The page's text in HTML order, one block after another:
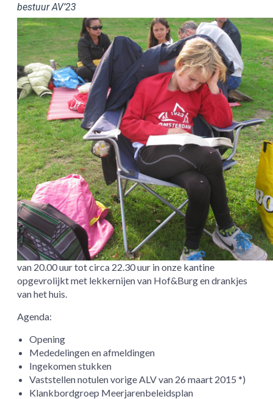
bestuur AV’23
van 20.00 uur tot circa 22.30 uur in onze kantine
opgevrolijkt met lekkernijen van Hof&Burg en drankjes
van het huis.
Agenda:
Opening
Mededelingen en afmeldingen
Ingekomen stukken
Vaststellen notulen vorige ALV van 26 maart 2015 *)
Klankbordgroep Meerjarenbeleidsplan